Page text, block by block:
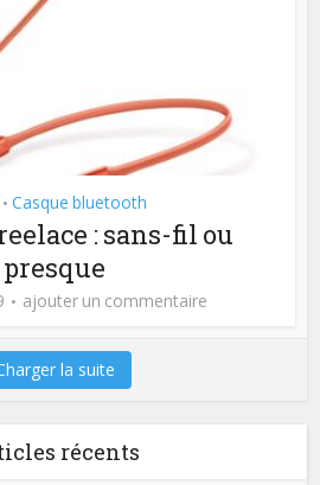
• Casque bluetooth
: sans-fil ou
presque
ajouter un commentaire
la suite
récents